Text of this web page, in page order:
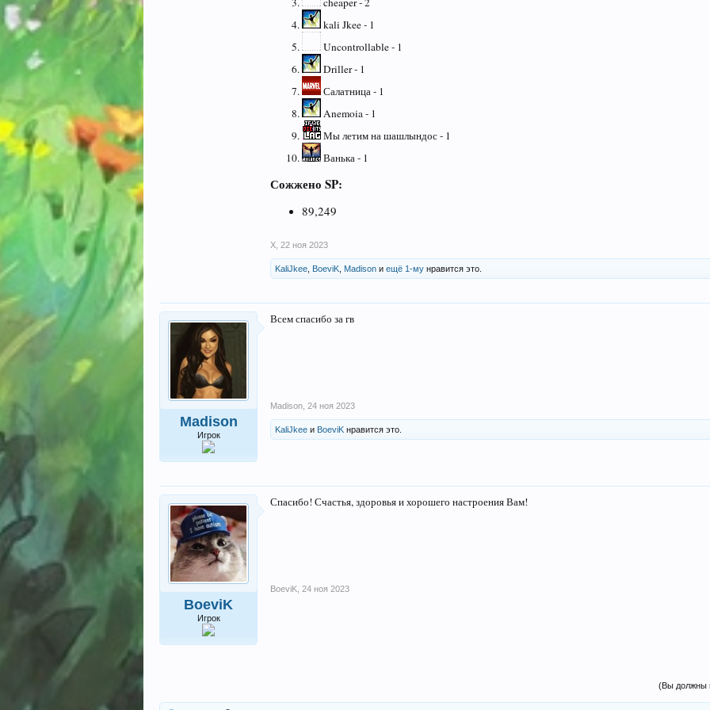
kali Jkee - 1
Uncontrollable - 1
Driller - 1
Салатница - 1
Anemoia - 1
Мы летим на шашлындос - 1
Ванька - 1
Сожжено SP:
89,249
X 22 ноя 2023
KaliJkee BoeviK Madison и ещё 1-му нравится это.
Madison
Игрок
Всем спасибо за гв
Madison 24 ноя 2023
KaliJkee и BoeviK нравится это.
BoeviK
Игрок
Спасибо! Счастья, здоровья и хорошего настроения Вам!
BoeviK 24 ноя 2023
(Вы должны